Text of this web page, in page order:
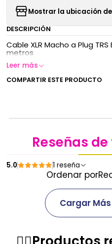
Mostrar la ubicación
DESCRIPCIÓN
Cable XLR Macho a Plug
metros
Leer más
COMPARTIR ESTE PRODUCTO
Reseñas
5.0 1 reseña
Ordenar por
Cargar